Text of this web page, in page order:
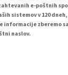
e-poštnih
sistemov v 120
zberemo
naslov.